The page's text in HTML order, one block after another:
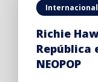
Internacional
Richie
República
NEOPOP